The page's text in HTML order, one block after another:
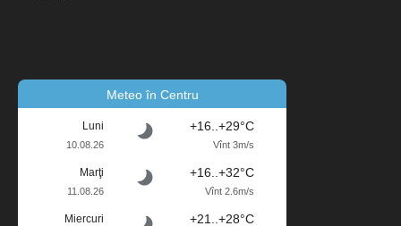
Meteo în Centru
Luni
10.08.26
+16..+29°C
Vînt 3m/s
Marţi
11.08.26
+16..+32°C
Vînt 2.6m/s
Miercuri +21..+28°C